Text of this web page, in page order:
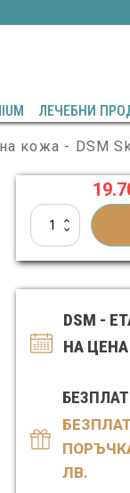
ЛЕЧЕБНИ
кожа - DSM
количество
за
за
лечение
псориазис,
дерматит
и
Skin
DSM -
НА
ЛВ.